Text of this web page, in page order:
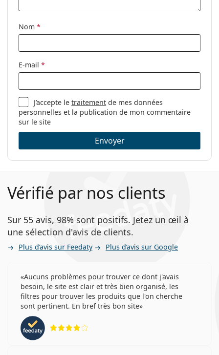
Clip-on:
Non
Accessoires
nettoyage:
Sexe:
Pour hommes
Catégorie:
Lunettes de vue
Marque:
Jaguar
Code:
36820 6100 14 56
Nom *
E-mail *
J’accepte letraitement de mes données
personnelles et la publication de mon commentaire
sur le site
Envoyer
Vérifié par nos clients
Sur 55 avis, 98% sont positifs. Jetez un œil à
une sélection d'avis de clients.
Plus d’avis sur Feedaty Plus d’avis sur Google
Aucuns problèmes pour trouver ce dont j'avais
besoin, le site est clair et très bien organisé, les
filtres pour trouver les produits que l'on cherche
sont pertinent. En bref très bon site